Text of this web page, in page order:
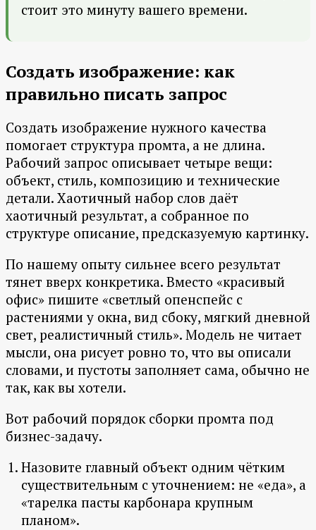
стоит это минуту вашего времени.
Создать изображение: как
правильно писать запрос
Создать изображение нужного качества
помогает структура промта, а не длина.
Рабочий запрос описывает четыре вещи:
объект, стиль, композицию и технические
детали. Хаотичный набор слов даёт
хаотичный результат, а собранное по
структуре описание, предсказуемую картинку.
По нашему опыту сильнее всего результат
тянет вверх конкретика. Вместо «красивый
офис» пишите «светлый опенспейс с
растениями у окна, вид сбоку, мягкий дневной
свет, реалистичный стиль». Модель не читает
мысли, она рисует ровно то, что вы описали
словами, и пустоты заполняет сама, обычно не
так, как вы хотели.
Вот рабочий порядок сборки промта под
бизнес-задачу.
Назовите главный объект одним чётким
существительным с уточнением: не «еда», а
«тарелка пасты карбонара крупным
планом».